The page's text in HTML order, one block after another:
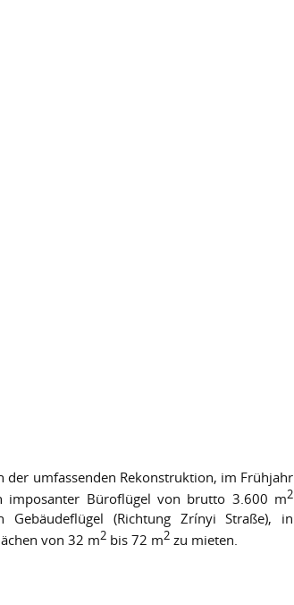
der umfassenden Rekonstruktion, im Frühjahr
imposanter Büroflügel von brutto 3.600 m2
(Richtung Zrínyi Straße), in
von 32 m2 bis 72 m2 zu mieten.